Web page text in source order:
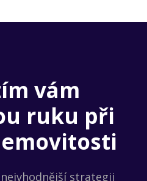
vám
ruku při
strategii